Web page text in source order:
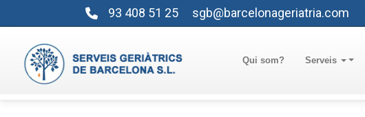
93 408 51 25 sgb@barcelonageriatria.com
Qui som? Serveis